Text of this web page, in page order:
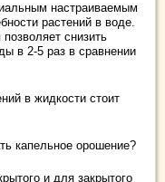
настраиваемым
растений в воде.
снизить
в 2-5 раз в сравнении
в жидкости стоит
капельное орошение?
и для закрытого